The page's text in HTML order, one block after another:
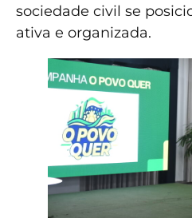
sociedade civil se
ativa e organizada.